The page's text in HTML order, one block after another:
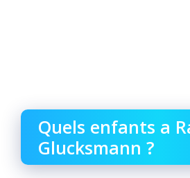
Quels enfants a
Glucksmann ?